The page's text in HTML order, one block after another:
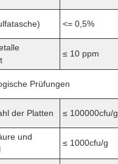
<= 0,5%
≤ 10 ppm
Prüfungen
der Platten ≤ 100000cfu/g
und
≤ 1000cfu/g